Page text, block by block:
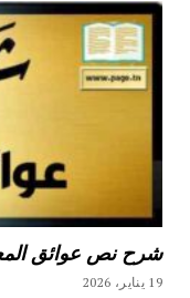
شرح نص عوائق
19 يناير، 2026